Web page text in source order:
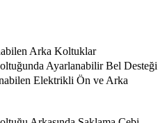
Arka Koltuklar
oltuğunda Ayarlanabilir Bel Desteği
execx
Elektrikli Ön ve Arka